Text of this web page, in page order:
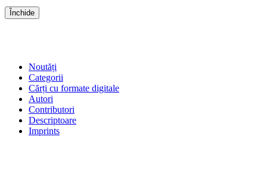
Închide
Noutăți
Categorii
Cărți cu formate digitale
Autori
Contributori
Descriptoare
Imprints